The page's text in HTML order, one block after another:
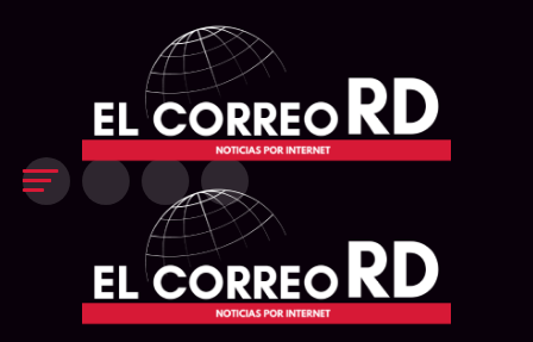
Exit mobile version